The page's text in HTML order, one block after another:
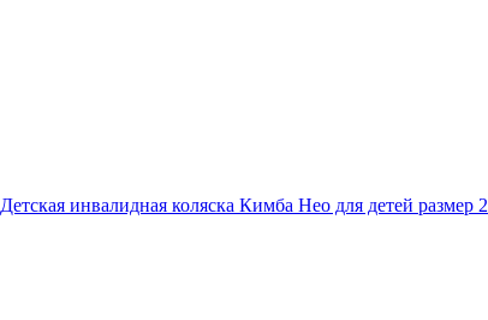
Детская инвалидная коляска Кимба Нео для детей размер 2